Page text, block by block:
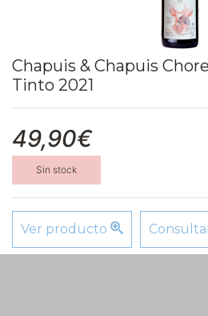
Chapuis & Chapuis
Tinto 2021
49,90€
Sin stock
Ver producto